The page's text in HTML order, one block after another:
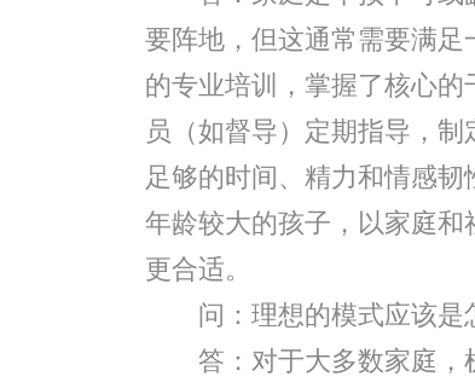
要阵地，但这通常需要满
的专业培训，掌握了核心
员（如督导）定期指导，
足够的时间、精力和情感
年龄较大的孩子，以家庭
更合适。
问：理想的模式应该是
答：对于大多数家庭，